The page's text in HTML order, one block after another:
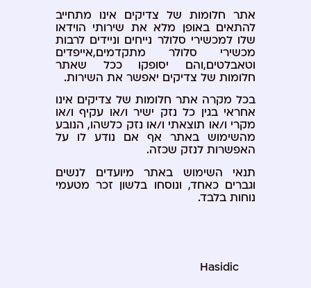
אתר חלומות של צדיקים אינו מתחייב
להתאים באופן מלא את שירותי הוידאו
שלו למכשירי סלולר נייחים וניידים לרבות
מכשירי סלולר מתקדמים,אייפדים
וטאבלטים,והם יסופקו ככל שאתר
חלומות של צדיקים יאפשר את השירות.
בכל מקרה אתר חלומות של צדיקים אינו
אחראי בגין כל נזק ישיר ו/או עקיף ו/או
מקרי ו/או תוצאתי ו/או נזק כלשהו, הנובע
מהשימוש באתר אף אם נודע לו על
האפשרות לנזק שכזה.
תנאי השימוש באתר מיועדים לנשים
וגברים כאחד, ונוסחו בלשון זכר מטעמי
נוחות בלבד.
Hasidic